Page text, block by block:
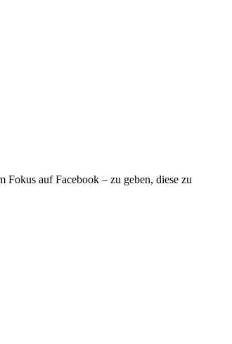
auf Facebook – zu geben, diese zu